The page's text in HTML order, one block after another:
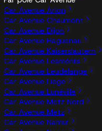
Car Avenue Arlon
Car Avenue Chaumont
Car Avenue Dijon
Car Avenue Haguenau
Car Avenue Kaiserslautern
Car Avenue Lesménils
Car Avenue Leudelange
Car Avenue Liege
Car Avenue Lunéville
Car Avenue Metz Nord
Car Avenue Metz
Car Avenue Namur